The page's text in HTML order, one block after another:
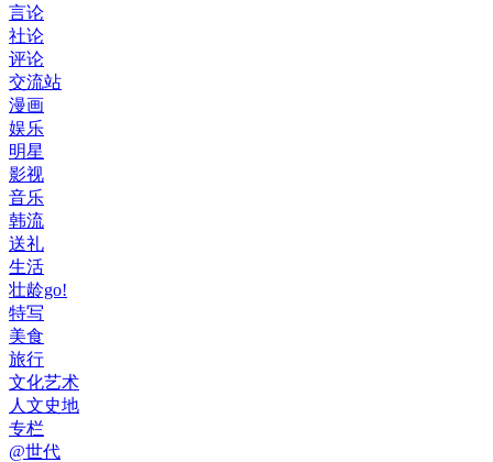
言论
社论
评论
交流站
漫画
娱乐
明星
影视
音乐
韩流
送礼
生活
壮龄go!
特写
美食
旅行
文化艺术
人文史地
专栏
@世代